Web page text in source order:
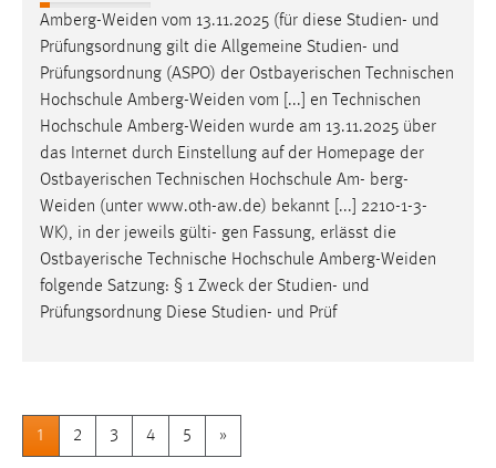
Amberg-Weiden vom 13.11.2025 (für diese Studien- und
Prüfungsordnung gilt die Allgemeine Studien- und
Prüfungsordnung (ASPO) der Ostbayerischen Technischen
Hochschule Amberg-Weiden vom [...] en Technischen
Hochschule Amberg-Weiden wurde am 13.11.2025 über
das Internet durch Einstellung auf der Homepage der
Ostbayerischen Technischen Hochschule Am- berg-
Weiden (unter www.oth-aw.de) bekannt [...] 2210-1-3-
WK), in der jeweils gülti- gen Fassung, erlässt die
Ostbayerische Technische Hochschule Amberg-Weiden
folgende Satzung: § 1 Zweck der Studien- und
Prüfungsordnung Diese Studien- und Prüf
1 2 3 4 5 »